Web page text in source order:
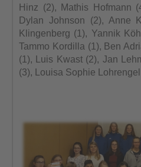
Hinz (2), Mathis Hofmann
Dylan Johnson (2), Anne
Klingenberg (1), Yannik
Tammo Kordilla (1), Ben
(1), Luis Kwast (2), Jan
(3), Louisa Sophie